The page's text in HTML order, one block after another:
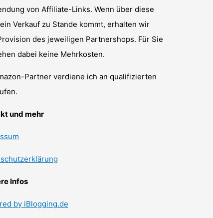
von Affiliate-Links. Wenn über diese
Verkauf zu Stande kommt, erhalten wir
des jeweiligen Partnershops. Für Sie
dabei keine Mehrkosten.
Partner verdiene ich an qualifizierten
und mehr
Infos
by iBlogging.de